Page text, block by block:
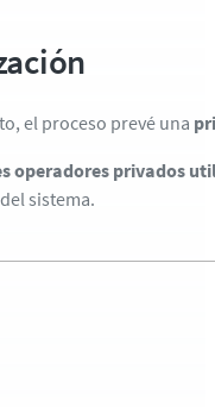
el proceso prevé una
operadores privados
sistema.